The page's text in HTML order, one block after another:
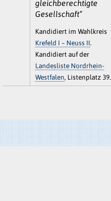
gleichberechtigte
Gesellschaft“
Kandidiert im Wahlkreis
Krefeld I – Neuss II.
Kandidiert auf der
Landesliste Nordrhein-
Westfalen, Listenplatz 39.